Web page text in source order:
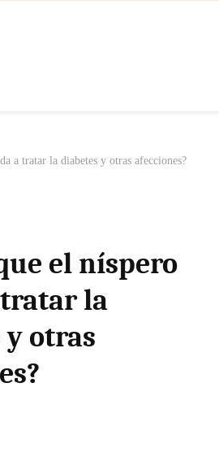
a tratar la diabetes y otras afecciones?
el níspero
la
y otras